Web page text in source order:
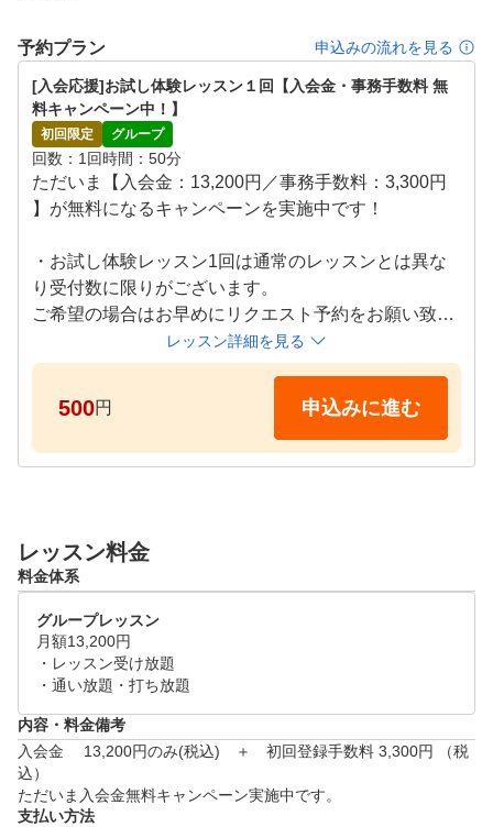
予約プラン 申込みの流れを見る
[入会応援]お試し体験レッスン１回【入会金・事務手数料 無
料キャンペーン中！】
初回限定 グループ
回数 1回時間 50分
ただいま【入会金：13,200円／事務手数料：3,300円
】が無料になるキャンペーンを実施中です！
・お試し体験レッスン1回は通常のレッスンとは異な
り受付数に限りがございます。
ご希望の場合はお早めにリクエスト予約をお願い致し
・ゴルフクラブを握った事がないという初心者の方も
大歓迎です。
また、会員様と同様のレッスンを受けられる内容とな
っており、みなさんがイメージされる「お試し用の短
いただけますので、自分がどのように上達していくの
か実感いただけます！
■レッスンスケジュール
毎時00分スタートを1コマとして、レッスンを実施し
ております。
・来店時のスケジュール
00～10分：現在のお悩みなどヒアリング
11～40分：レッスン
41～50分：レッスンの振り返り・スクール説明
レッスン詳細を見る
500円 申込みに進む
レッスン料金
料金体系
グループレッスン
月額13,200円
・レッスン受け放題
・通い放題・打ち放題
内容・料金備考
入会金 　13,200円のみ(税込)　＋　初回登録手数料 3,300円 （税
込）
ただいま入会金無料キャンペーン実施中です。
支払い方法